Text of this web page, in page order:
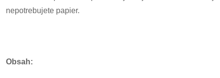
nepotrebujete papier.
Obsah: